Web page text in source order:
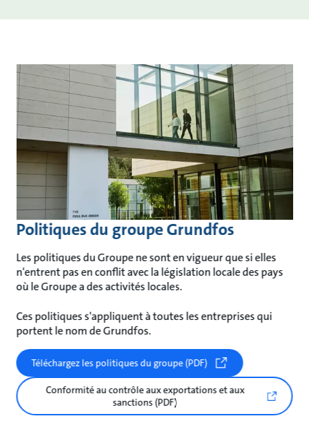
Politiques du groupe Grundfos
Les politiques du Groupe ne sont en vigueur que si elles
n'entrent pas en conflit avec la législation locale des pays
où le Groupe a des activités locales.
Ces politiques s'appliquent à toutes les entreprises qui
portent le nom de Grundfos.
Téléchargez les politiques du groupe (PDF)
Conformité au contrôle aux exportations et aux
sanctions (PDF)